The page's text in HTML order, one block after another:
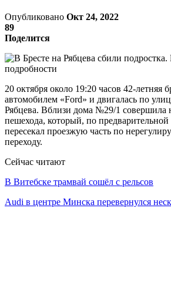
Опубликовано Окт 24, 2022
89
Поделится
20 октября около 19:20 часов 42-летняя
автомобилем «Ford» и двигалась по
Рябцева. Вблизи дома №29/1 совершила
пешехода, который, по
пересекал проезжую часть по
переходу.
Сейчас читают
В Витебске трамвай сошёл с рельсов
Audi в центре Минска перевернулся